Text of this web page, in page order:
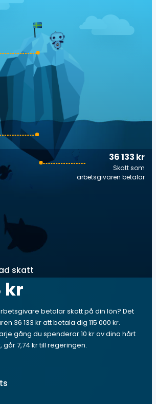
36 133 kr
Skatt som
arbetsgivaren betalar
skatt
kr
betalar skatt på din lön? Det
36 133 kr att betala dig 115 000 kr.
gång du spenderar 10 kr av dina hårt
7,74 kr till regeringen.